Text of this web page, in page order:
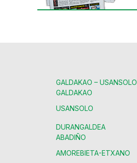
GALDAKAO – USANSOLO
GALDAKAO
USANSOLO
DURANGALDEA
ABADIÑO
AMOREBIETA-ETXANO